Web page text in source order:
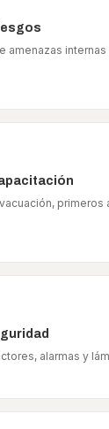
amenazas
alarmas y